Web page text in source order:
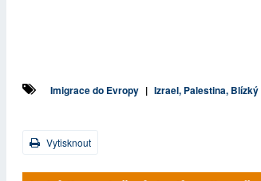
Imigrace do Evropy | Izrael, Palestina,
Vytisknout